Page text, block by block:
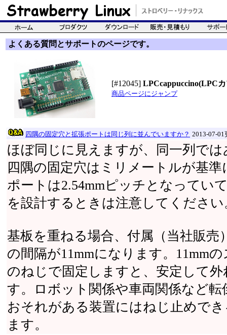
よくある質問とサポートのページです。
[#12045] LPCcappuccino(LPC
商品ページにジャンプ
四隅の固定穴と拡張ポートは同じ列に並んでいますか？ 2013-07-01
ほぼ同じに見えますが、同一列で
四隅の固定穴はミリメートルが基
ポートは2.54mmピッチとなってい
を設計するときは注意してください
基板を重ねる場合、付属（当社販
の間隔が11mmになります。11mm
のねじで固定しますと、安定して
す。ロボット関係や車両関係など
おそれがある装置にはねじ止めで
ます。